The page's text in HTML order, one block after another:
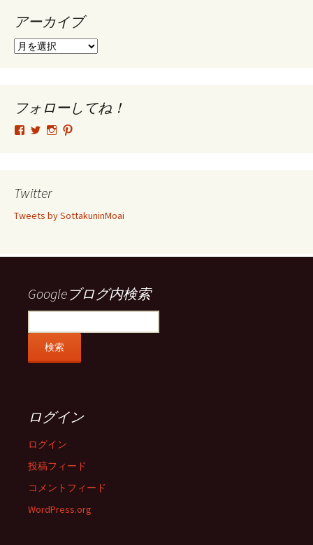
アーカイブ
ア
ブ
フォローしてね！
tsutomu.hattori.33
フ
ー
SottakuninMoai
フ
ー
tsutomu.hattori.33
ー
示
ー
示
Twitter
Tweets by SottakuninMoai
Googleブログ内検索
ログイン
ログイン
投稿フィード
コメントフィード
WordPress.org